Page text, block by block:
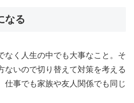
なる
なく人生の中でも大事なこと。そ
ないので切り替えて対策を考える
仕事でも家族や友人関係でも同じ